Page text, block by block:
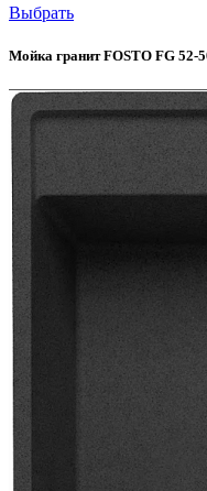
Выбрать
Мойка гранит FOSTO FG 52-